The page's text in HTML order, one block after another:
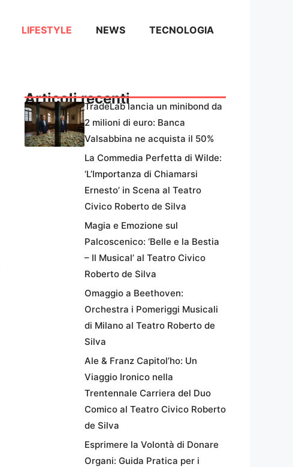
LIFESTYLE NEWS TECNOLOGIA
Articoli recentiTradeLab lancia un minibond da
2 milioni di euro: Banca
Valsabbina ne acquista il 50%
La Commedia Perfetta di Wilde:
‘L’Importanza di Chiamarsi
Ernesto’ in Scena al Teatro
Civico Roberto de Silva
Magia e Emozione sul
Palcoscenico: ‘Belle e la Bestia
– Il Musical’ al Teatro Civico
Roberto de Silva
Omaggio a Beethoven:
Orchestra i Pomeriggi Musicali
di Milano al Teatro Roberto de
Silva
Ale & Franz Capitol’ho: Un
Viaggio Ironico nella
Trentennale Carriera del Duo
Comico al Teatro Civico Roberto
de Silva
Esprimere la Volontà di Donare
Organi: Guida Pratica per i